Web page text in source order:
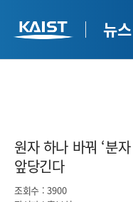
뉴스
원자 하나 바꿔 ‘분
앞당긴다​
조회수 : 3900